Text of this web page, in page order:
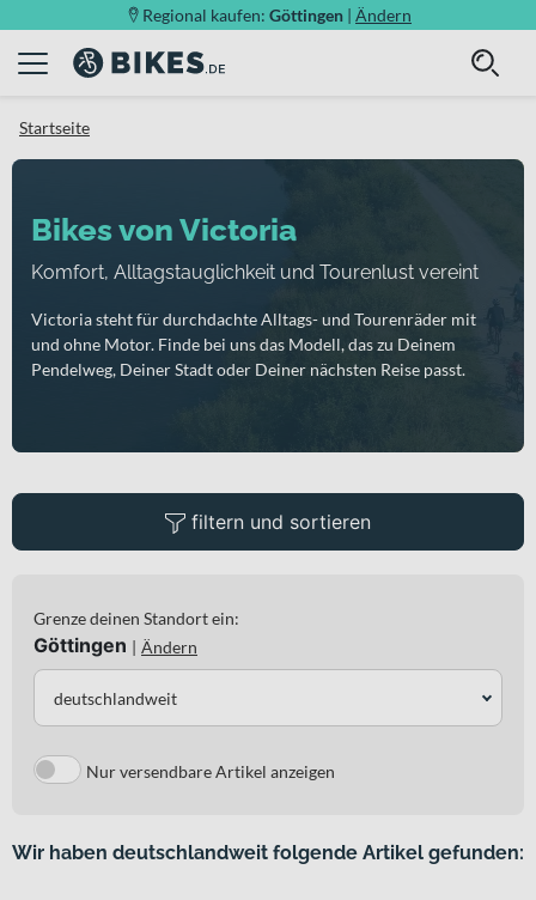
Regional kaufen: Göttingen | Ändern
Startseite
Bikes von Victoria
Komfort, Alltagstauglichkeit und Tourenlust vereint
Victoria steht für durchdachte Alltags- und Tourenräder mit
und ohne Motor. Finde bei uns das Modell, das zu Deinem
Pendelweg, Deiner Stadt oder Deiner nächsten Reise passt.
filtern und sortieren
Grenze deinen Standort ein:
Göttingen | Ändern
deutschlandweit
Nur versendbare Artikel anzeigen
Wir haben deutschlandweit folgende Artikel gefunden: